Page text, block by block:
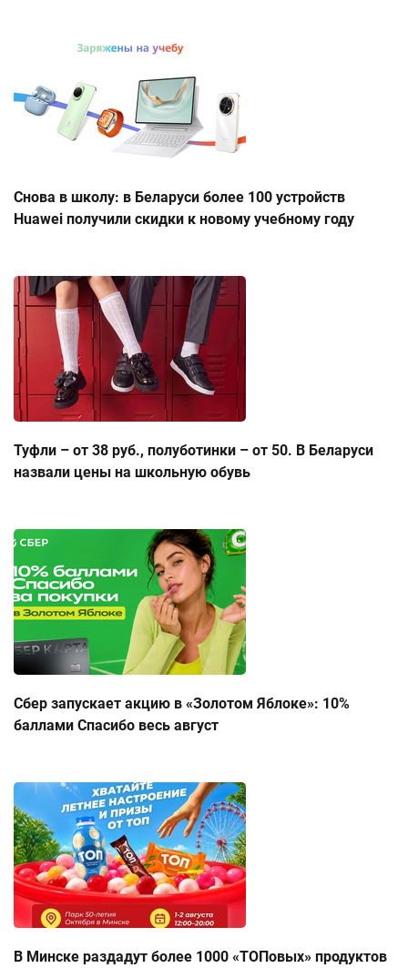
Снова в школу: в Беларуси более 100 устройств
Huawei получили скидки к новому учебному году
Туфли – от 38 руб., полуботинки – от 50. В Беларуси
назвали цены на школьную обувь
Сбер запускает акцию в «Золотом Яблоке»: 10%
баллами Спасибо весь август
В Минске раздадут более 1000 «ТОПовых» продуктов